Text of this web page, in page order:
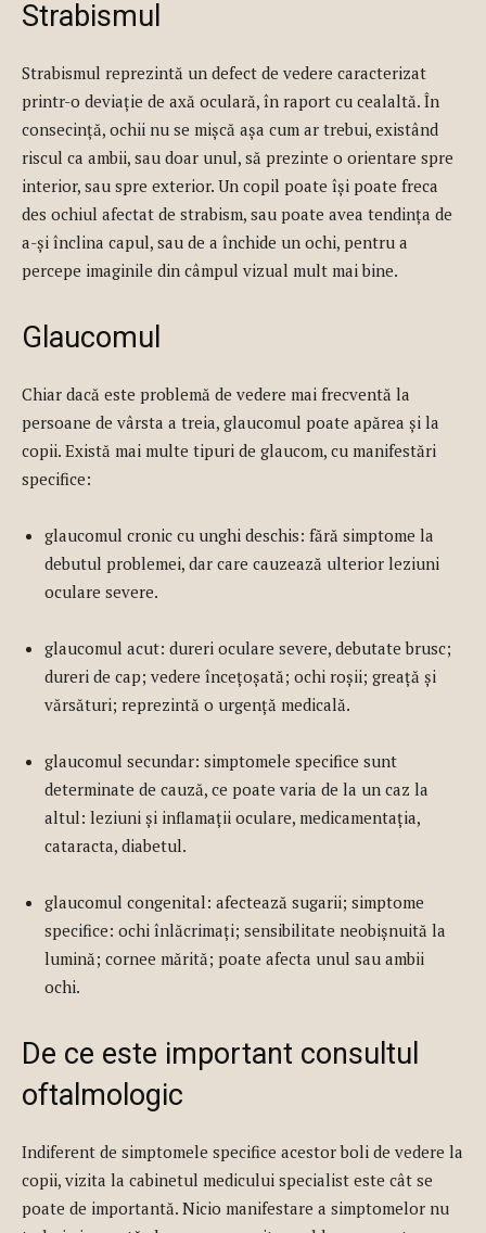
Strabismul
Strabismul reprezintă un defect de vedere caracterizat
printr-o deviație de axă oculară, în raport cu cealaltă. În
consecință, ochii nu se mișcă așa cum ar trebui, existând
riscul ca ambii, sau doar unul, să prezinte o orientare spre
interior, sau spre exterior. Un copil poate își poate freca
des ochiul afectat de strabism, sau poate avea tendința de
a-și înclina capul, sau de a închide un ochi, pentru a
percepe imaginile din câmpul vizual mult mai bine.
Glaucomul
Chiar dacă este problemă de vedere mai frecventă la
persoane de vârsta a treia, glaucomul poate apărea și la
copii. Există mai multe tipuri de glaucom, cu manifestări
specifice:
glaucomul cronic cu unghi deschis: fără simptome la
debutul problemei, dar care cauzează ulterior leziuni
oculare severe.
glaucomul acut: dureri oculare severe, debutate brusc;
dureri de cap; vedere încețoșată; ochi roșii; greață și
vărsături; reprezintă o urgență medicală.
glaucomul secundar: simptomele specifice sunt
determinate de cauză, ce poate varia de la un caz la
altul: leziuni și inflamații oculare, medicamentația,
cataracta, diabetul.
glaucomul congenital: afectează sugarii; simptome
specifice: ochi înlăcrimați; sensibilitate neobișnuită la
lumină; cornee mărită; poate afecta unul sau ambii
ochi.
De ce este important consultul
oftalmologic
Indiferent de simptomele specifice acestor boli de vedere la
copii, vizita la cabinetul medicului specialist este cât se
poate de importantă. Nicio manifestare a simptomelor nu